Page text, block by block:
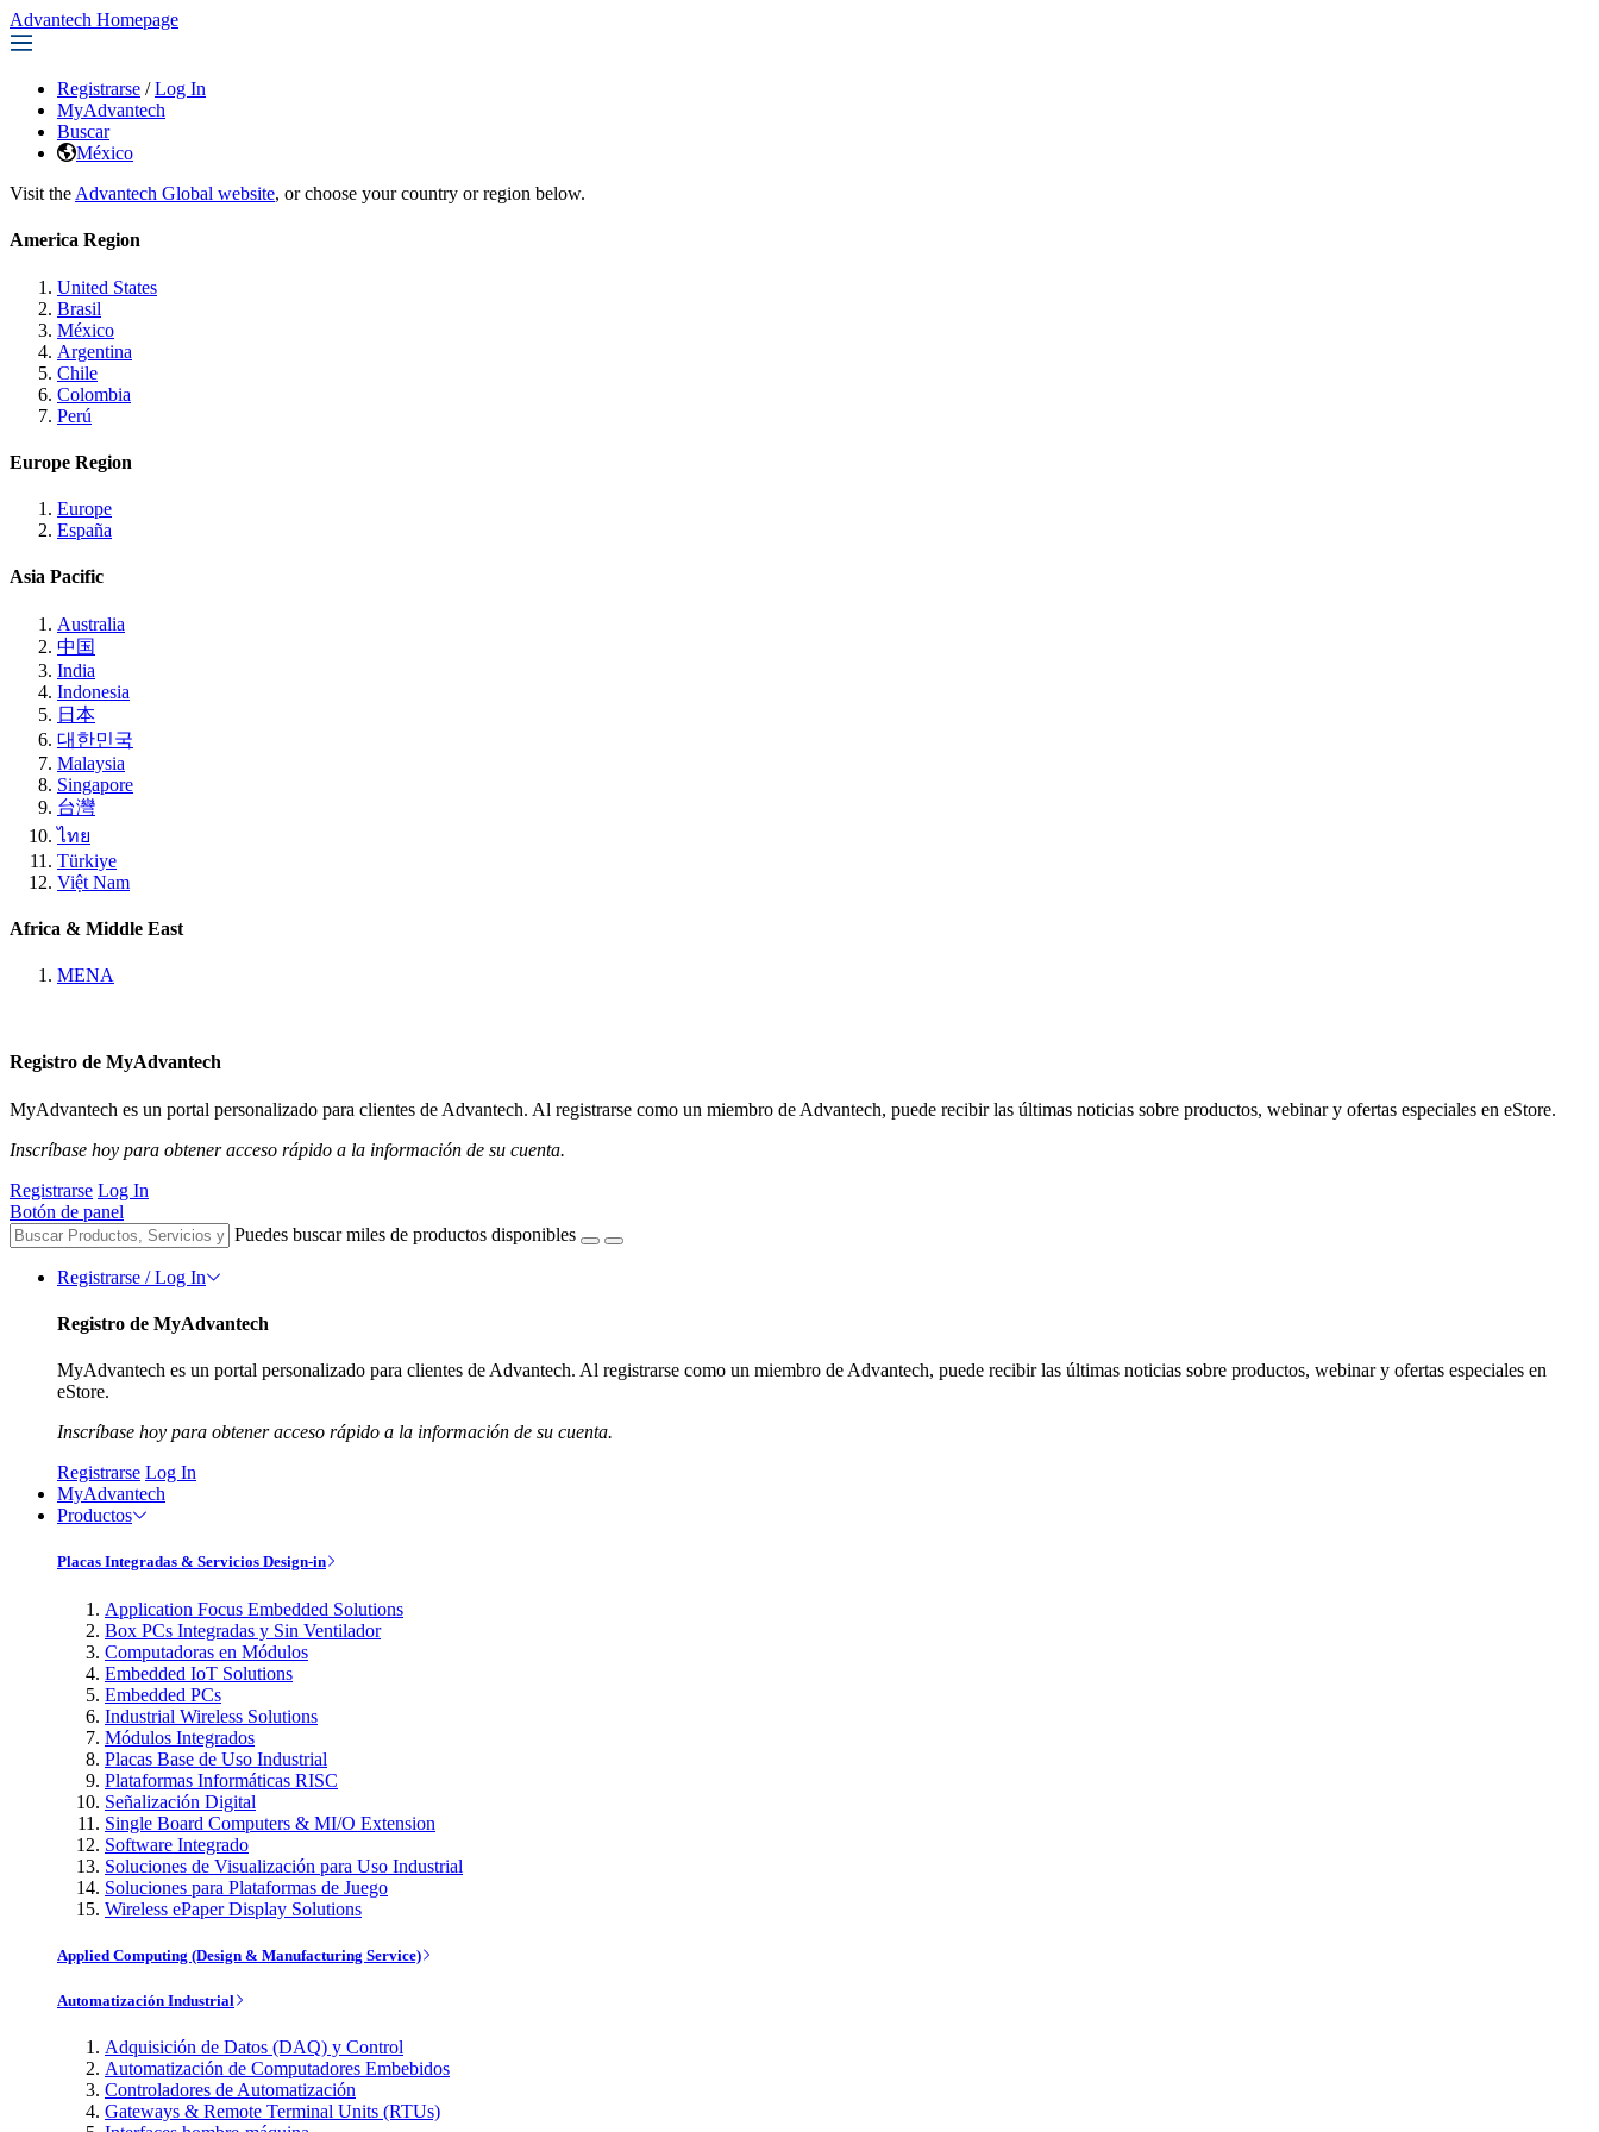
Advantech Homepage
Registrarse / Log In
MyAdvantech
Buscar
México
Visit the Advantech Global website, or choose your country or region below.
America Region
United States
Brasil
México
Argentina
Chile
Colombia
Perú
Europe Region
Europe
España
Asia Pacific
Australia
中国
India
Indonesia
日本
대한민국
Malaysia
Singapore
台灣
ไทย
Türkiye
Việt Nam
Africa & Middle East
MENA
Registro de MyAdvantech
MyAdvantech es un portal personalizado para clientes de Advantech. Al registrarse como un miembro de Advantech, puede recibir las últimas noticias sobre productos, webinar y ofertas especiales en eStore.
Inscríbase hoy para obtener acceso rápido a la información de su cuenta.
Registrarse Log In
Botón de panel
Puedes buscar miles de productos disponibles
Registrarse / Log In
Registro de MyAdvantech
MyAdvantech es un portal personalizado para clientes de Advantech. Al registrarse como un miembro de Advantech, puede recibir las últimas noticias sobre productos, webinar y ofertas especiales en
eStore.
Inscríbase hoy para obtener acceso rápido a la información de su cuenta.
Registrarse Log In
MyAdvantech
Productos
Placas Integradas & Servicios Design-in
Application Focus Embedded Solutions
Box PCs Integradas y Sin Ventilador
Computadoras en Módulos
Embedded IoT Solutions
Embedded PCs
Industrial Wireless Solutions
Módulos Integrados
Placas Base de Uso Industrial
Plataformas Informáticas RISC
Señalización Digital
Single Board Computers & MI/O Extension
Software Integrado
Soluciones de Visualización para Uso Industrial
Soluciones para Plataformas de Juego
Wireless ePaper Display Solutions
Applied Computing (Design & Manufacturing Service)
Automatización Industrial
Adquisición de Datos (DAQ) y Control
Automatización de Computadores Embebidos
Controladores de Automatización
Gateways & Remote Terminal Units (RTUs)